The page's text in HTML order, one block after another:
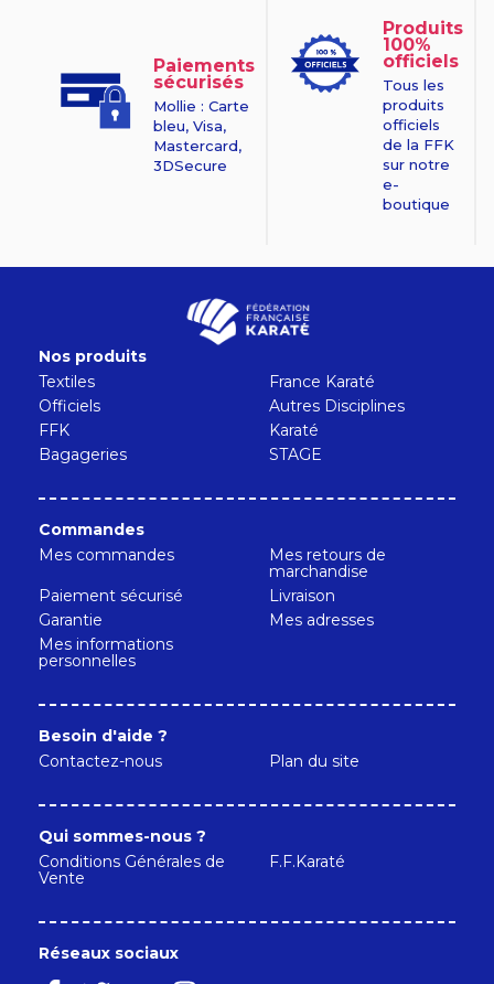
Paiements
sécurisés
Mollie : Carte
bleu, Visa,
Mastercard,
3DSecure
Produits
100%
officiels
Tous les
produits
officiels
de la FFK
sur notre
e-
boutique
Nos produits
Textiles
France Karaté
Officiels
Autres Disciplines
FFK
Karaté
Bagageries
STAGE
Commandes
Mes commandes
Mes retours de
marchandise
Paiement sécurisé
Livraison
Garantie
Mes adresses
Mes informations
personnelles
Besoin d'aide ?
Contactez-nous
Plan du site
Qui sommes-nous ?
Conditions Générales de
Vente
F.F.Karaté
Réseaux sociaux